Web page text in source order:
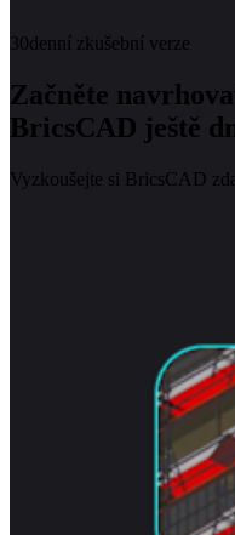
30denní zkušební verze
Začněte
BricsCAD ještě
Vyzkoušejte si BricsCAD